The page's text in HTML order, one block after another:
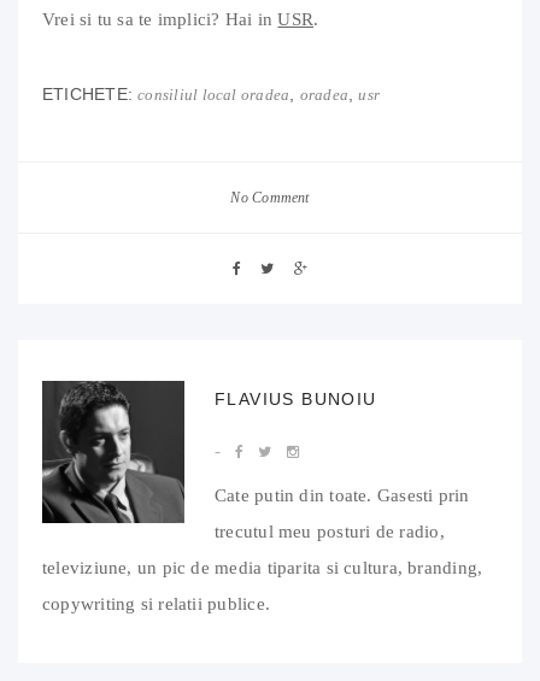
Vrei si tu sa te implici? Hai inUSR.
ETICHETE:consiliul local oradea oradea ,usr
No Comment
FLAVIUS BUNOIU
Cate putin din toate. Gasesti prin
trecutul meu posturi de radio,
televiziune, un pic de media tiparita si cultura, branding,
copywriting si relatii publice.